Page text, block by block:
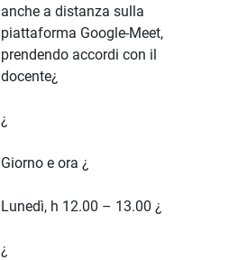
anche a distanza sulla
piattaforma Google-Meet,
prendendo accordi con il
docente¿
¿
Giorno e ora ¿
Lunedì, h 12.00 – 13.00 ¿
¿